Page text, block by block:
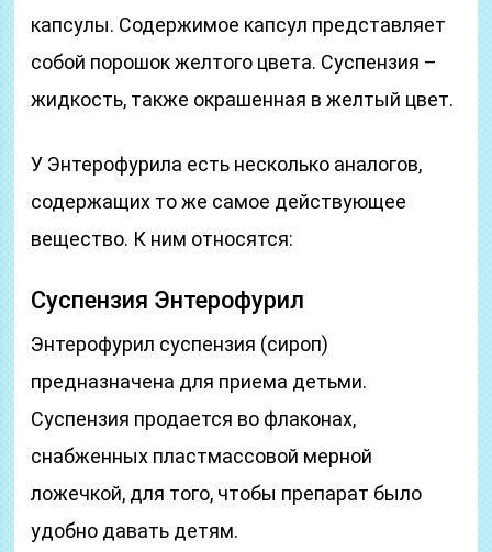
капсулы. Содержимое капсул представляет
собой порошок желтого цвета. Суспензия –
жидкость, также окрашенная в желтый цвет.
У Энтерофурила есть несколько аналогов,
содержащих то же самое действующее
вещество. К ним относятся:
Суспензия Энтерофурил
Энтерофурил суспензия (сироп)
предназначена для приема детьми.
Суспензия продается во флаконах,
снабженных пластмассовой мерной
ложечкой, для того, чтобы препарат было
удобно давать детям.